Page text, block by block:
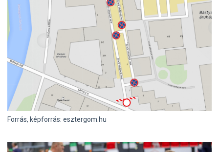
Forrás, képforrás: esztergom.hu